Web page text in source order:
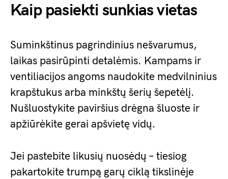
Kaip pasiekti sunkias vietas
Suminkštinus pagrindinius nešvarumus,
laikas pasirūpinti detalėmis. Kampams ir
ventiliacijos angoms naudokite medvilninius
krapštukus arba minkštų šerių šepetėlį.
Nušluostykite paviršius drėgna šluoste ir
apžiūrėkite gerai apšvietę vidų.
Jei pastebite likusių nuosėdų – tiesiog
pakartokite trumpą garų ciklą tikslinėje